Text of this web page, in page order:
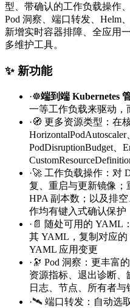
型、带确认的工作负载操作
Pod 洞察、端口转发、Helm
新增实时容器排障、全应用
多维护工具。
✨ 新功能
·☸️端到端 Kubernetes
一等工作负载来驱动，
·🧭 更多资源类型：在
HorizontalPodAutoscaler
PodDisruptionBudget、
·🚀 工作负载操作：对
复、重启与更新镜像；
HPA 副本数；以及排
作均有键入式确认保护
· 📄 随处可用的 YAML
其 YAML，复制对应的
YAML 应用变更
· 🔭 Pod 洞察：更丰富
资源指标、退出诊断、
日志、节点、所有者与
·🛰️ 端口转发：自动选